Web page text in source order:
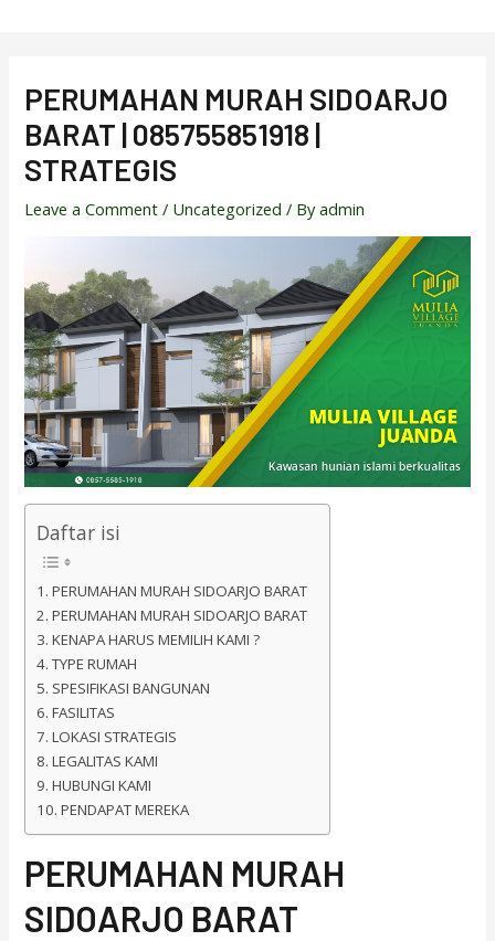
PERUMAHAN MURAH SIDOARJO
BARAT | 085755851918 |
STRATEGIS
Leave a Comment / Uncategorized / Byadmin
Daftar isi
PERUMAHAN MURAH SIDOARJO BARAT
PERUMAHAN MURAH SIDOARJO BARAT
KENAPA HARUS MEMILIH KAMI ?
TYPE RUMAH
SPESIFIKASI BANGUNAN
FASILITAS
LOKASI STRATEGIS
LEGALITAS KAMI
HUBUNGI KAMI
PENDAPAT MEREKA
PERUMAHAN MURAH
SIDOARJO BARAT